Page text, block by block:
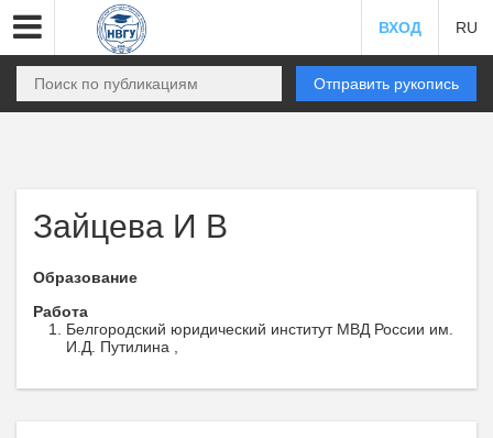
ВХОД RU
Отправить рукопись
Зайцева И В
Образование
Работа
Белгородский юридический институт МВД России им.
И.Д. Путилина ,